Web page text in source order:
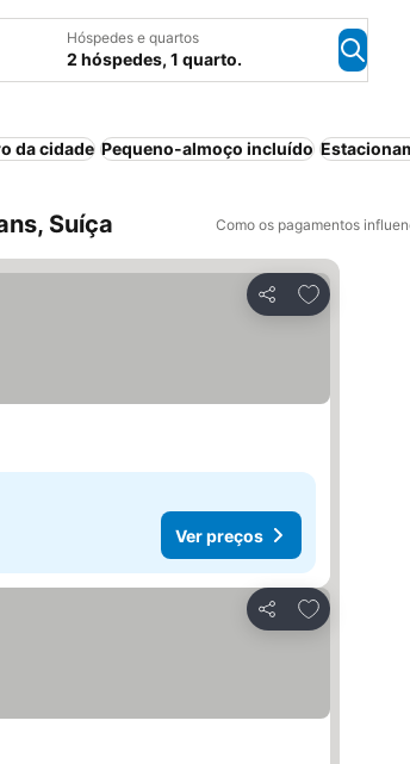
Hóspedes e quartos
2 hóspedes, 1 quarto.
da cidade Pequeno-almoço incluído
Suíça Como os pagamentos
Partilhar
Adicionar
Ver preços
Partilhar
Adicionar